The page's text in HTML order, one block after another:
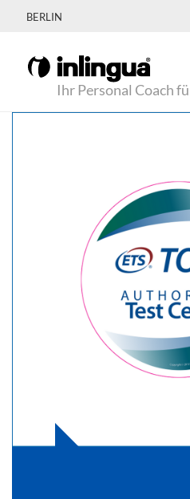
BERLIN
Ihr Personal Coach